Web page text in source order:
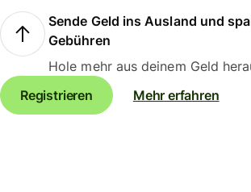
Sende Geld ins Ausland und
Gebühren
Hole mehr aus deinem Geld
Registrieren
Mehr erfahren